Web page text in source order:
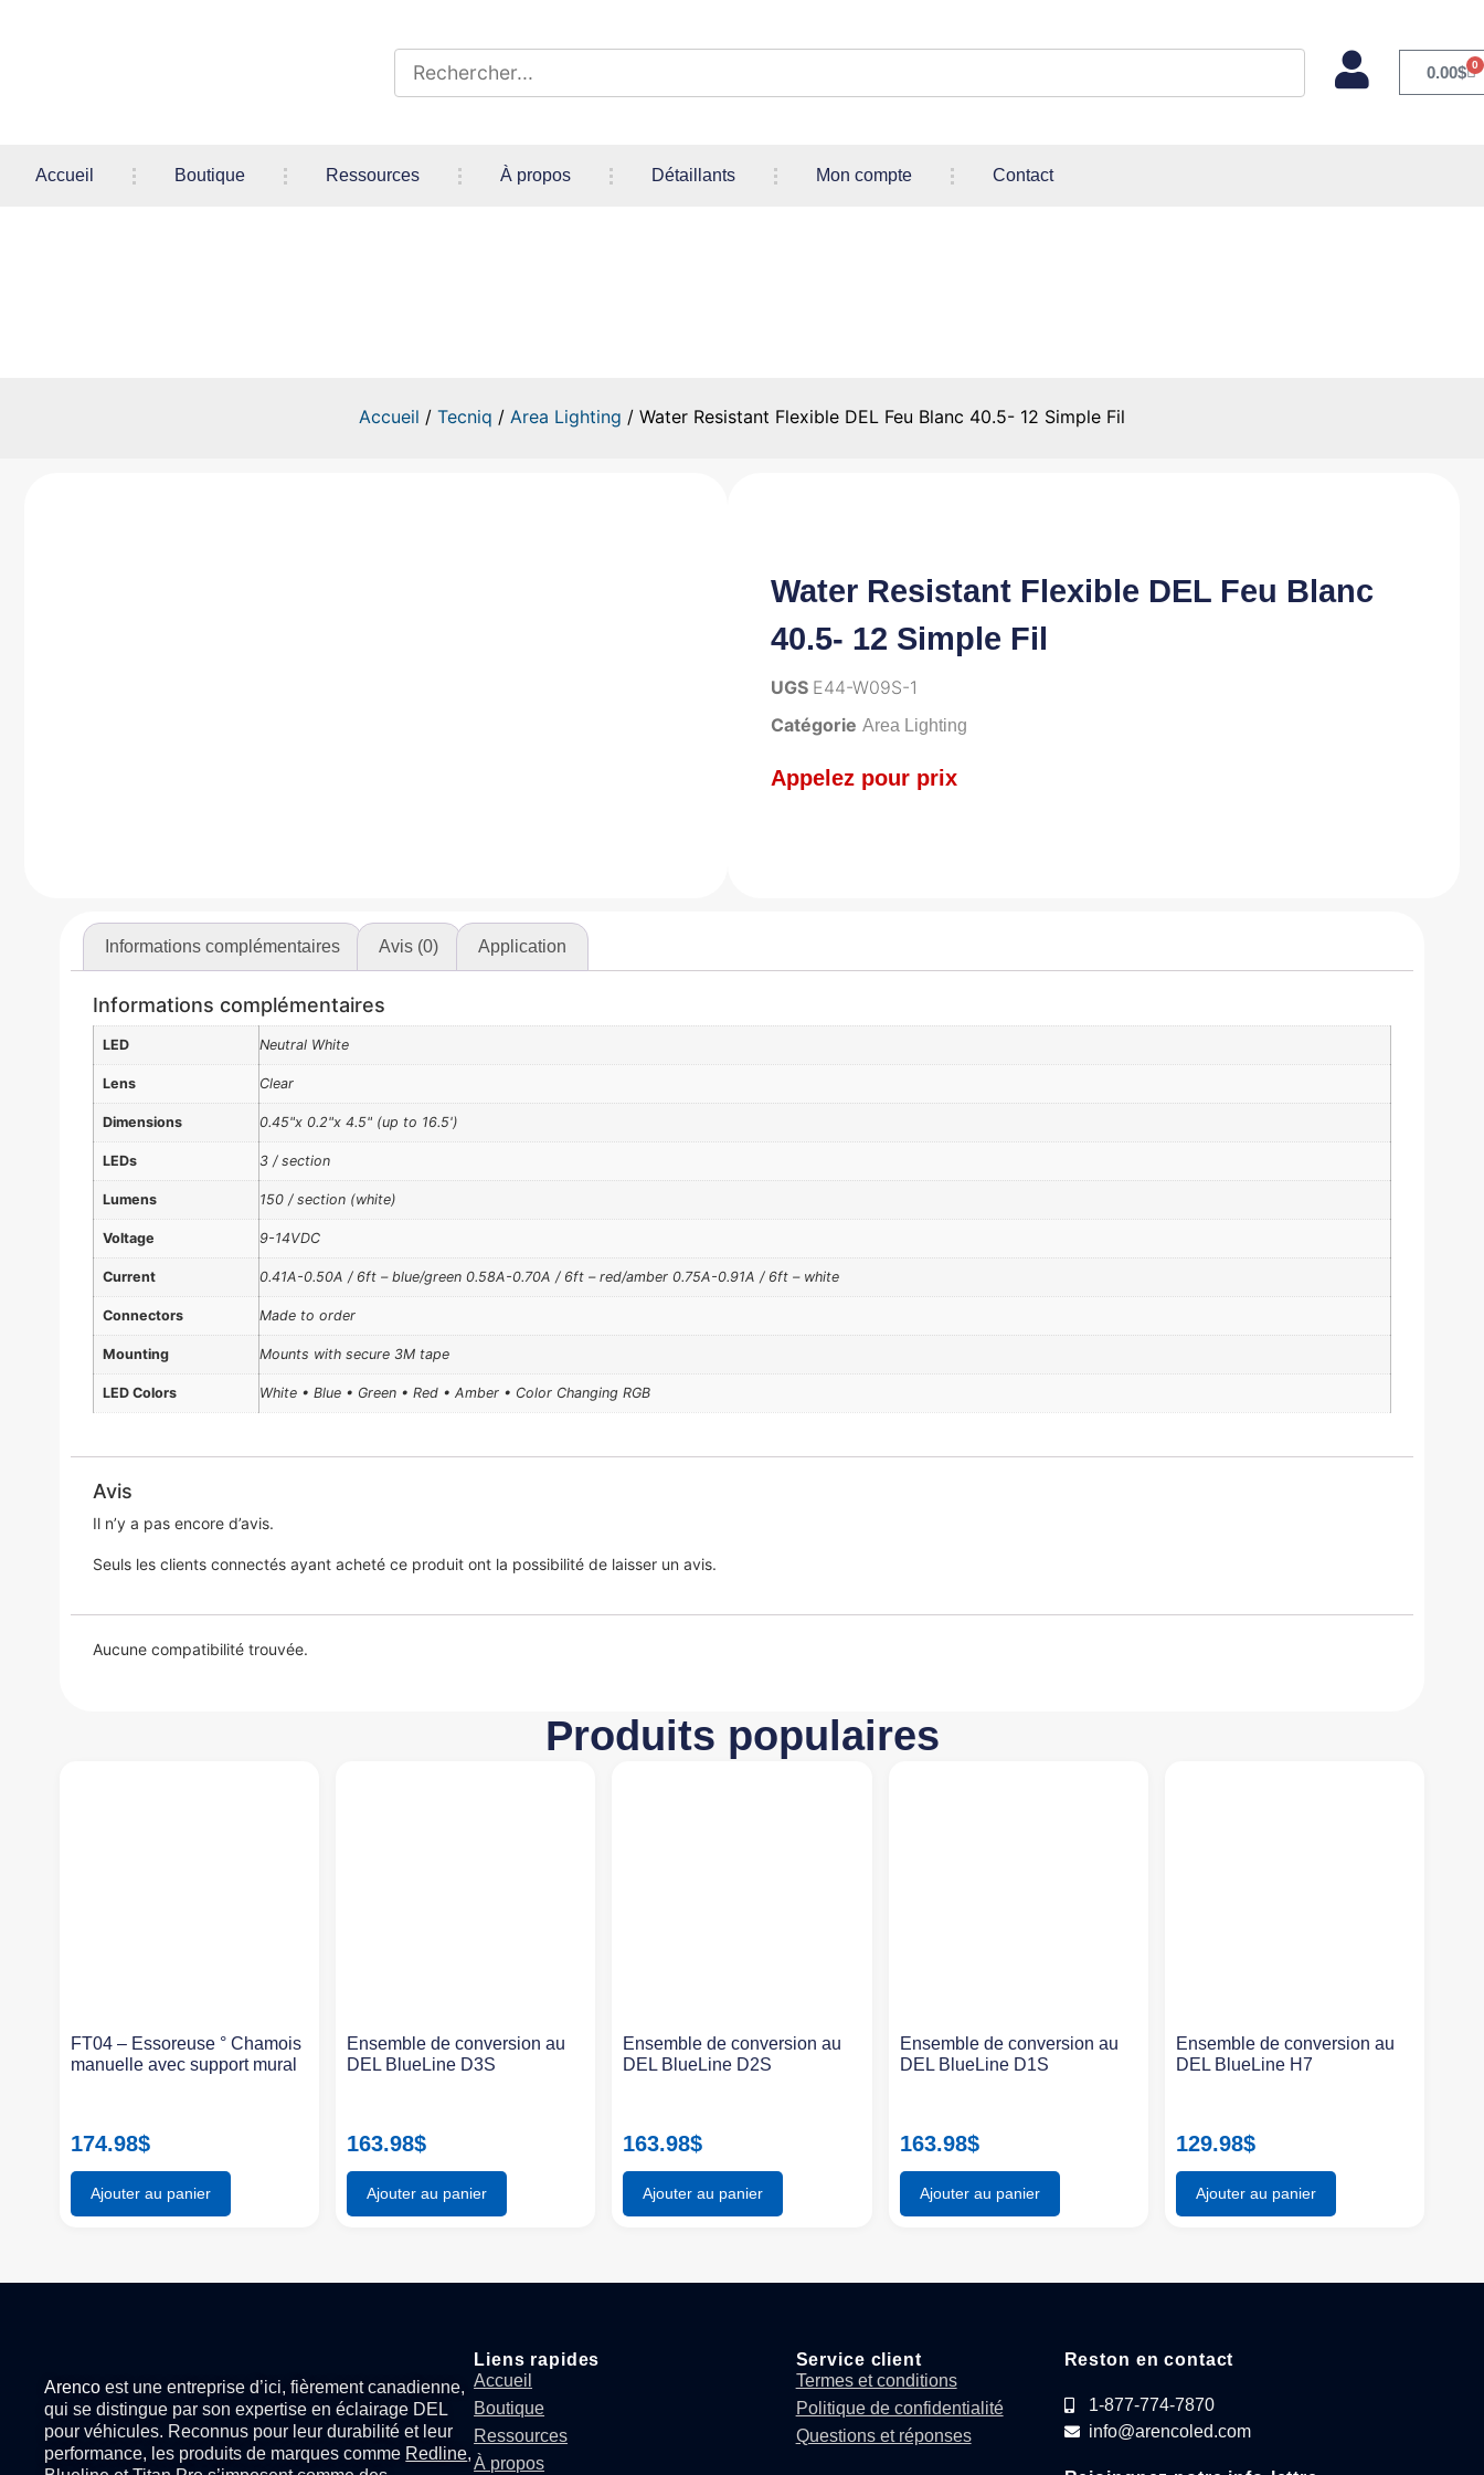
0.00$ 0
Accueil Boutique Ressources À propos Détaillants Mon compte Contact
Accueil / Tecniq / Area Lighting / Water Resistant Flexible DEL Feu Blanc 40.5- 12 Simple Fil
Water Resistant Flexible DEL Feu Blanc
40.5- 12 Simple Fil
UGS E44-W09S-1
Catégorie Area Lighting
Appelez pour prix
Informations complémentaires Avis (0) Application
Informations complémentaires
LED Neutral White
Lens Clear
Dimensions 0.45"x 0.2"x 4.5" (up to 16.5')
LEDs 3 / section
Lumens 150 / section (white)
Voltage 9-14VDC
Current 0.41A-0.50A / 6ft – blue/green 0.58A-0.70A / 6ft – red/amber 0.75A-0.91A / 6ft – white
Connectors Made to order
Mounting Mounts with secure 3M tape
LED Colors White • Blue • Green • Red • Amber • Color Changing RGB
Avis
Il n’y a pas encore d’avis.
Seuls les clients connectés ayant acheté ce produit ont la possibilité de laisser un avis.
Aucune compatibilité trouvée.
Produits populaires
FT04 – Essoreuse ° Chamois
manuelle avec support mural
174.98$
Ajouter au panier
Ensemble de conversion au
DEL BlueLine D3S
163.98$
Ajouter au panier
Ensemble de conversion au
DEL BlueLine D2S
163.98$
Ajouter au panier
Ensemble de conversion au
DEL BlueLine D1S
163.98$
Ajouter au panier
Ensemble de conversion au
DEL BlueLine H7
129.98$
Ajouter au panier
Arenco est une entreprise d’ici, fièrement canadienne,
qui se distingue par son expertise enéclairage DEL
pour véhicules. Reconnus pour leur durabilité et leur
performance, les produits de marques comme Redline,
Liens rapides
Accueil
Boutique
Ressources
À propos
Service client
Termes et conditions
Politique de confidentialité
Questions et réponses
Reston en contact
1-877-774-7870
info@arencoled.com